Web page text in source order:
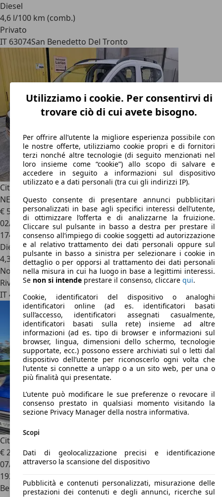
Diesel
4,6 l/100 km (comb.)
Privato
IT 63074San Benedetto Del Tronto
Citroen Nemo Multispace 1.3 HDi 75CV S&S Silver Selection
NEOPA
€ 5.950
02/2013
174.404 km
Diesel
4,3 l/100 km (comb.)
Novità
Rivenditore
IT 46047Porto Mantovano - Mantova - Mn
Citroen Nemo
€ 2.950
07/2009
192.000 km
Benzina
Utilizziamo i cookie. Per consentirvi di
trovare ciò di cui avete bisogno.
Per offrire all’utente la migliore esperienza possibile con
le nostre offerte, utilizziamo cookie propri e di fornitori
terzi nonché altre tecnologie (di seguito menzionati nel
loro insieme come “cookie”) allo scopo di salvare e
accedere in seguito a informazioni sul dispositivo
utilizzato e a dati personali (tra cui gli indirizzi IP).
Questo consente di presentare annunci pubblicitari
personalizzati in base agli specifici interessi dell’utente,
di ottimizzare l’offerta e di analizzarne la fruizione.
Cliccare sul pulsante in basso a destra per prestare il
consenso all’impiego di cookie soggetti ad autorizzazione
e al relativo trattamento dei dati personali oppure sul
pulsante in basso a sinistra per selezionare i cookie in
dettaglio o per opporsi al trattamento dei dati personali
nella misura in cui ha luogo in base a legittimi interessi.
Se non si intende prestare il consenso, cliccare qui.
Cookie, identificatori del dispositivo o analoghi
identificatori online (ad es. identificatori basati
sull’accesso, identificatori assegnati casualmente,
identificatori basati sulla rete) insieme ad altre
informazioni (ad es. tipo di browser e informazioni sul
browser, lingua, dimensioni dello schermo, tecnologie
supportate, ecc.) possono essere archiviati sul o letti dal
dispositivo dell’utente per riconoscerlo ogni volta che
l’utente si connette a un’app o a un sito web, per una o
più finalità qui presentate.
L’utente può modificare le sue preferenze o revocare il
consenso prestato in qualsiasi momento visitando la
sezione Privacy Manager della nostra informativa.
Scopi
Dati di geolocalizzazione precisi e identificazione
attraverso la scansione del dispositivo
Pubblicità e contenuti personalizzati, misurazione delle
prestazioni dei contenuti e degli annunci, ricerche sul